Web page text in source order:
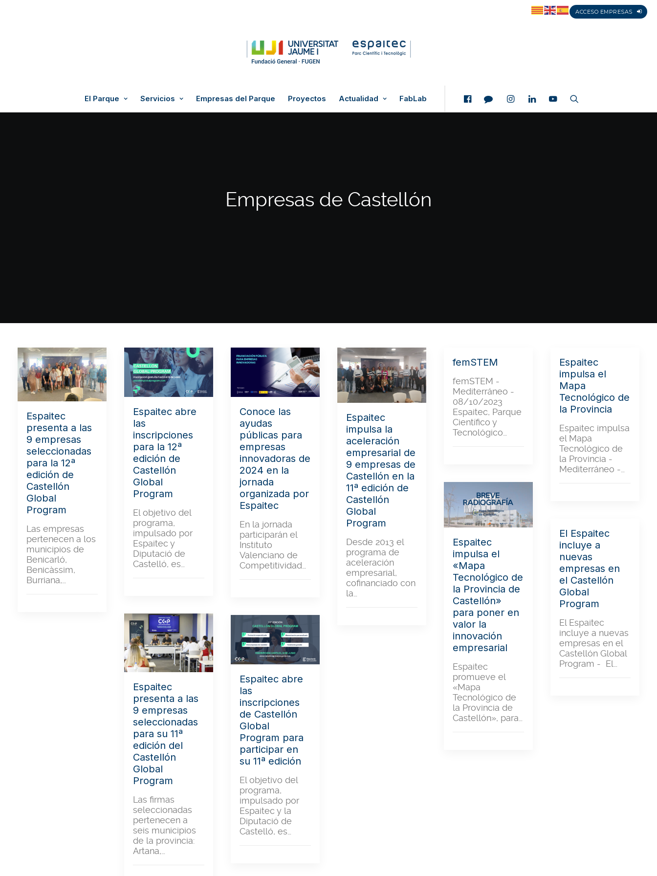
ACCESO EMPRESAS
El Parque Servicios Empresas del Parque Proyectos Actualidad FabLab
Empresas de Castellón
Espaitec
presenta a las
9 empresas
seleccionadas
para la 12ª
edición de
Castellón
Global
Program
Las empresas
pertenecen a los
municipios de
Benicarló,
Benicàssim,
Burriana,…
Espaitec abre
las
inscripciones
para la 12ª
edición de
Castellón
Global
Program
El objetivo del
programa,
impulsado por
Espaitec y
Diputació de
Castelló, es…
Conoce las
ayudas
públicas para
empresas
innovadoras de
2024 en la
jornada
organizada por
Espaitec
En la jornada
participarán el
Instituto
Valenciano de
Competitividad…
Espaitec
impulsa la
aceleración
empresarial de
9 empresas de
Castellón en la
11ª edición de
Castellón
Global
Program
Desde 2013 el
programa de
aceleración
empresarial,
cofinanciado con
la…
femSTEM
femSTEM -
Mediterráneo -
08/10/2023
Espaitec, Parque
Científico y
Tecnológico…
Espaitec
impulsa el
Mapa
Tecnológico de
la Provincia
Espaitec impulsa
el Mapa
Tecnológico de
la Provincia -
Mediterráneo -…
Espaitec
impulsa el
«Mapa
Tecnológico de
la Provincia de
Castellón»
para poner en
valor la
innovación
empresarial
Espaitec
promueve el
«Mapa
Tecnológico de
la Provincia de
Castellón», para…
El Espaitec
incluye a
nuevas
empresas en
el Castellón
Global
Program
El Espaitec
incluye a nuevas
empresas en el
Castellón Global
Program - El…
Espaitec
presenta a las
9 empresas
seleccionadas
para su 11ª
edición del
Castellón
Global
Program
Las firmas
seleccionadas
pertenecen a
seis municipios
de la provincia:
Artana,…
Espaitec abre
las
inscripciones
de Castellón
Global
Program para
participar en
su 11ª edición
El objetivo del
programa,
impulsado por
Espaitec y la
Diputació de
Castelló, es…